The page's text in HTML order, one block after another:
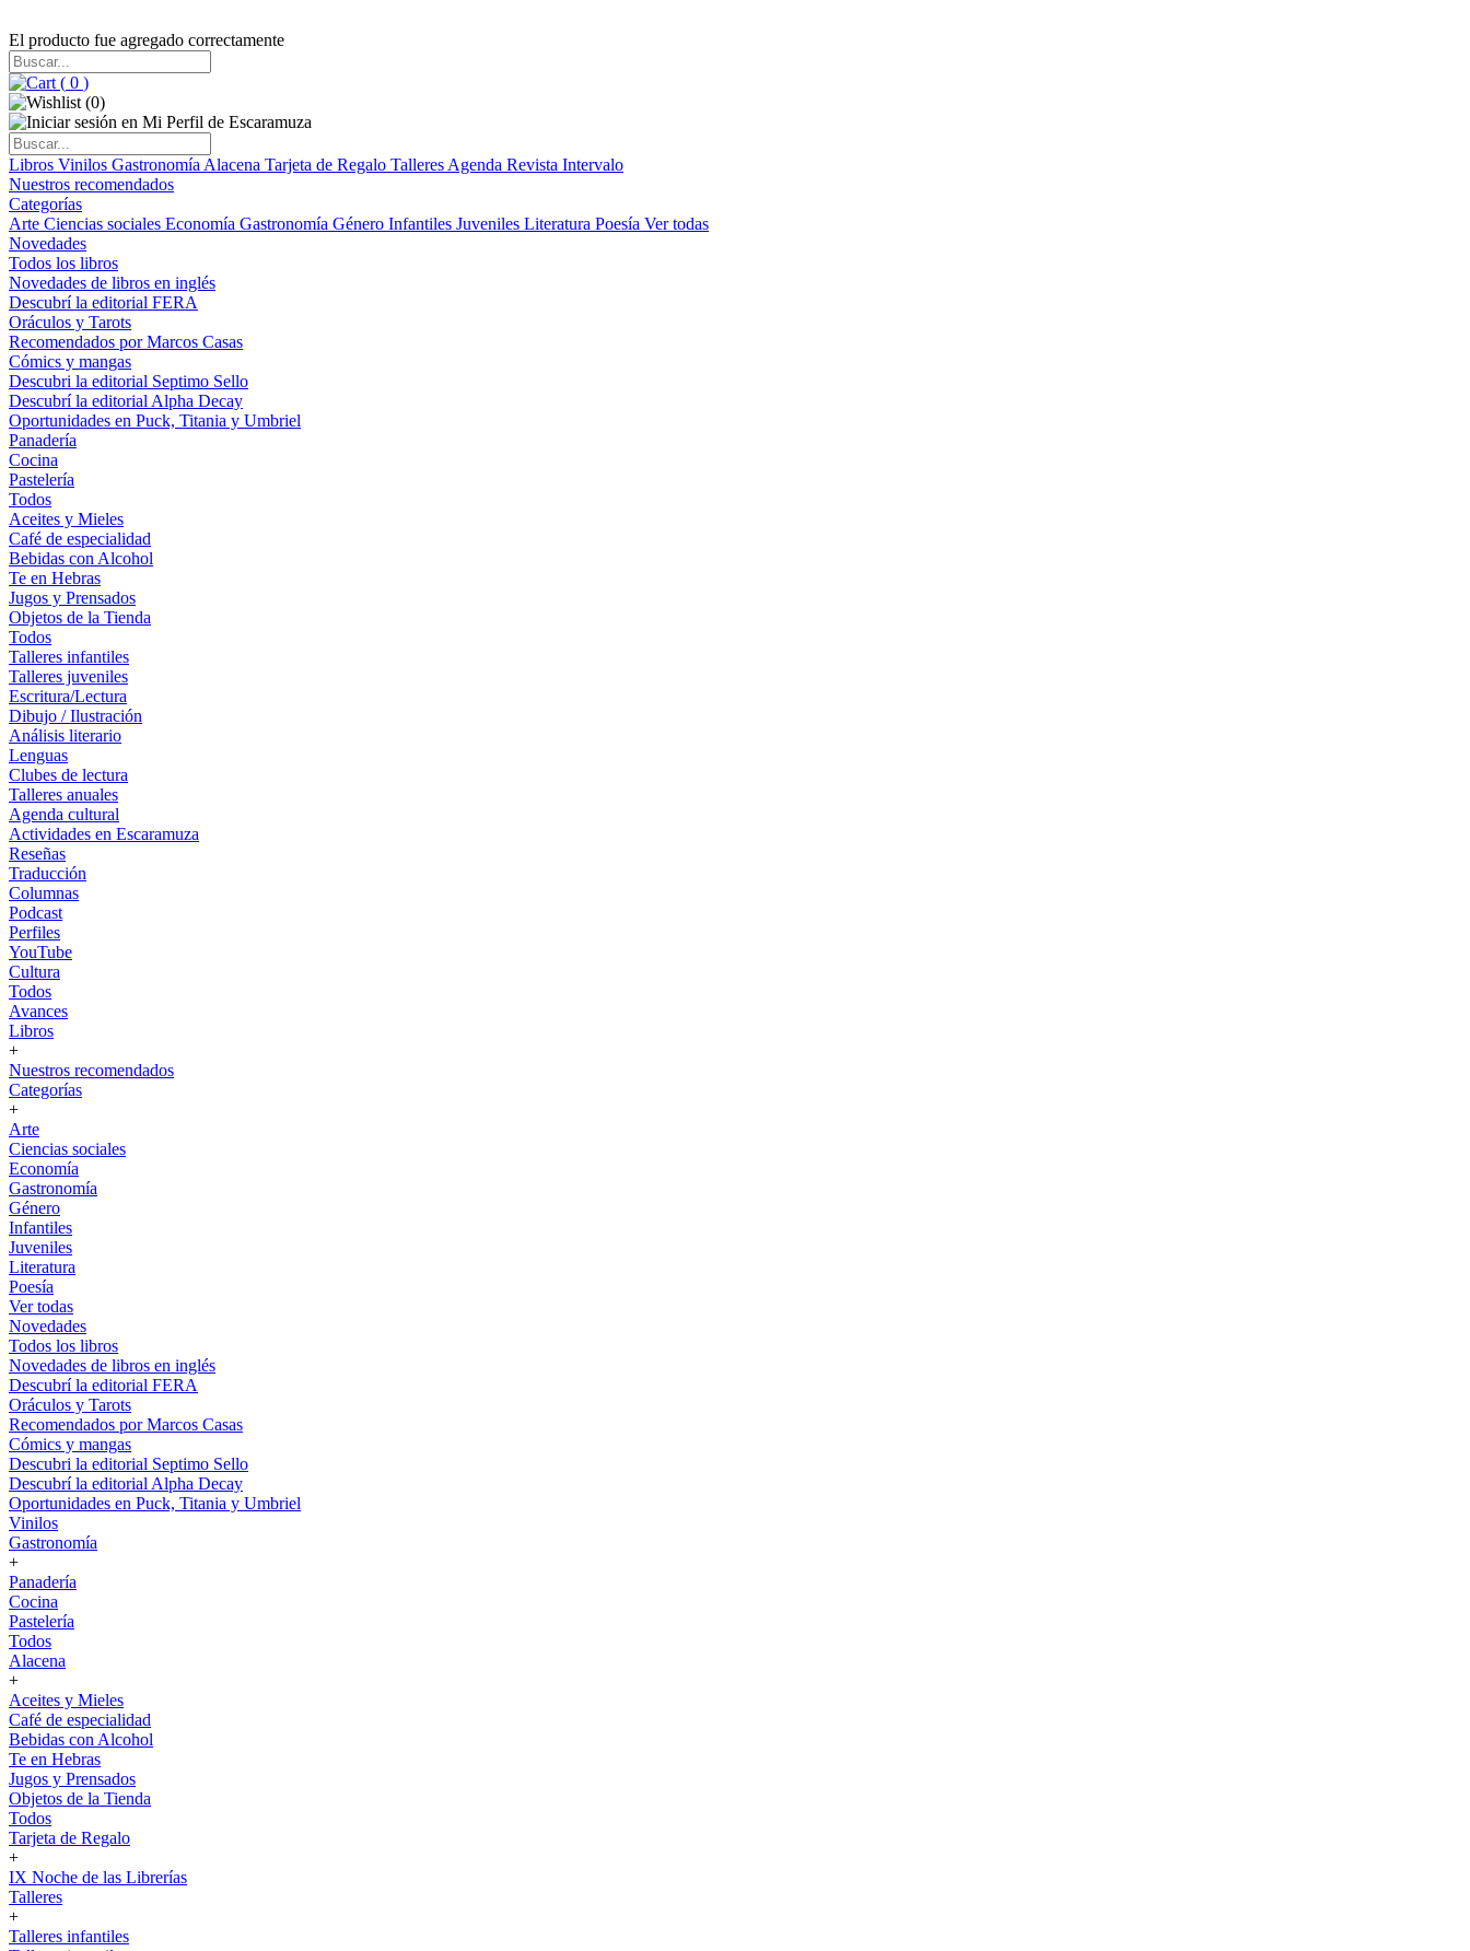
El producto fue agregado correctamente
( 0 )
(0)
Libros Vinilos Gastronomía Alacena Tarjeta de Regalo Talleres Agenda Revista Intervalo
Nuestros recomendados
Categorías
Arte Ciencias sociales Economía Gastronomía Género Infantiles Juveniles Literatura Poesía Ver todas
Novedades
Todos los libros
Novedades de libros en inglés
Descubrí la editorial FERA
Oráculos y Tarots
Recomendados por Marcos Casas
Cómics y mangas
Descubri la editorial Septimo Sello
Descubrí la editorial Alpha Decay
Oportunidades en Puck, Titania y Umbriel
Panadería
Cocina
Pastelería
Todos
Aceites y Mieles
Café de especialidad
Bebidas con Alcohol
Te en Hebras
Jugos y Prensados
Objetos de la Tienda
Todos
Talleres infantiles
Talleres juveniles
Escritura/Lectura
Dibujo / Ilustración
Análisis literario
Lenguas
Clubes de lectura
Talleres anuales
Agenda cultural
Actividades en Escaramuza
Reseñas
Traducción
Columnas
Podcast
Perfiles
YouTube
Cultura
Todos
Avances
Libros
+
Nuestros recomendados
Categorías
+
Arte
Ciencias sociales
Economía
Gastronomía
Género
Infantiles
Juveniles
Literatura
Poesía
Ver todas
Novedades
Todos los libros
Novedades de libros en inglés
Descubrí la editorial FERA
Oráculos y Tarots
Recomendados por Marcos Casas
Cómics y mangas
Descubri la editorial Septimo Sello
Descubrí la editorial Alpha Decay
Oportunidades en Puck, Titania y Umbriel
Vinilos
Gastronomía
+
Panadería
Cocina
Pastelería
Todos
Alacena
+
Aceites y Mieles
Café de especialidad
Bebidas con Alcohol
Te en Hebras
Jugos y Prensados
Objetos de la Tienda
Todos
Tarjeta de Regalo
+
IX Noche de las Librerías
Talleres
+
Talleres infantiles